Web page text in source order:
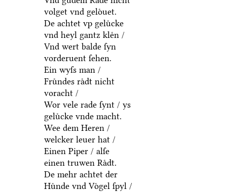
volget vnd geloͤuet.
De achtet vp geluͤcke
vnd heyl gantz kleͤn /
Vnd wert balde ſyn
vorderuent ſehen.
Ein wyſs man /
Fruͤndes raͤdt nicht
voracht /
Wor vele rade ſynt / ys
geluͤcke vnde macht.
Wee dem Heren /
welcker leuer hat /
Einen Piper / alſe
einen truwen Raͤdt.
De mehr achtet der
Huͤnde vnd Voͤgel ſpyl /